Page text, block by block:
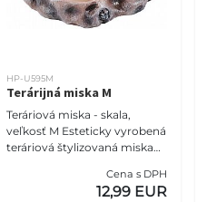
HP-U595M
Terárijná miska M
Teráriová miska - skala,
veľkosť M Esteticky vyrobená
teráriová štylizovaná miska
prostredím usporiadaným
Cena s DPH
12,99 EUR